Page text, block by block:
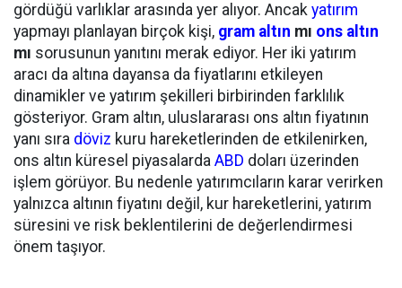
gördüğü varlıklar arasında yer alıyor. Ancak yatırım
yapmayı planlayan birçok kişi, gram altın mı ons altın
mı sorusunun yanıtını merak ediyor. Her iki yatırım
aracı da altına dayansa da fiyatlarını etkileyen
dinamikler ve yatırım şekilleri birbirinden farklılık
gösteriyor. Gram altın, uluslararası ons altın fiyatının
yanı sıra döviz kuru hareketlerinden de etkilenirken,
ons altın küresel piyasalarda ABD doları üzerinden
işlem görüyor. Bu nedenle yatırımcıların karar verirken
yalnızca altının fiyatını değil, kur hareketlerini, yatırım
süresini ve risk beklentilerini de değerlendirmesi
önem taşıyor.